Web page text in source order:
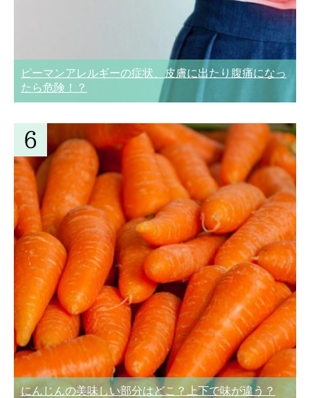
ピーマンアレルギーの症状、皮膚に出たり腹痛になっ
たら危険！？
にんじんの美味しい部分はどこ？上下で味が違う？